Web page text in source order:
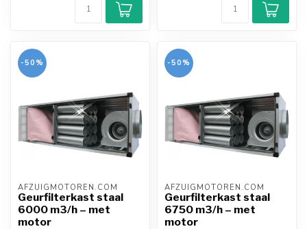
-50%
AFZUIGMOTOREN.COM
Geurfilterkast staal
6000 m3/h – met
motor
-50%
AFZUIGMOTOREN.COM
Geurfilterkast staal
6750 m3/h – met
motor